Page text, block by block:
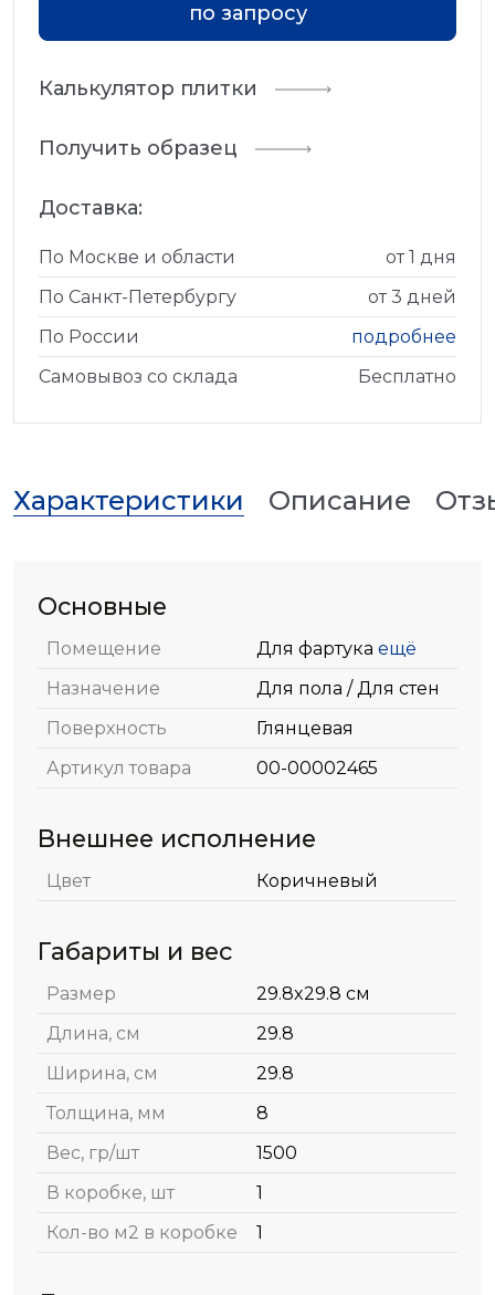
по запросу
Калькулятор плитки
Получить образец
Доставка:
По Москве и области
от 1 дня
По Санкт-Петербургу
от 3 дней
По России
подробнее
Самовывоз со склада
Бесплатно
Характеристики Описание
Основные
Помещение Для фартука ещё
Назначение
Для пола / Для стен
Поверхность
Глянцевая
Артикул товара
00-00002465
Внешнее исполнение
Цвет Коричневый
Габариты и вес
Размер
29.8x29.8 см
Длина, см
29.8
Ширина, см
29.8
Толщина, мм
8
Вес, гр/шт
1500
В коробке, шт
1
Кол-во м2 в коробке
1